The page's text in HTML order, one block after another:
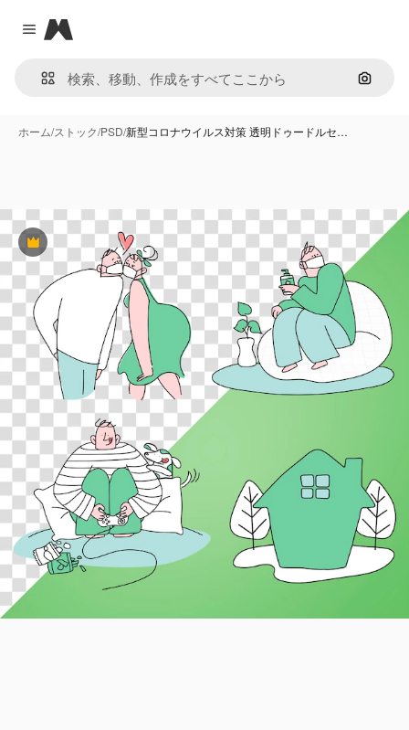
Close menu
Magnific
画像で
ホーム/ストック/PSD/新型コロナウイルス対策 透明ドゥードルセ…
Premium